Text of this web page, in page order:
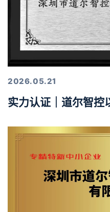
2026.05.21
实力认证｜道尔智控